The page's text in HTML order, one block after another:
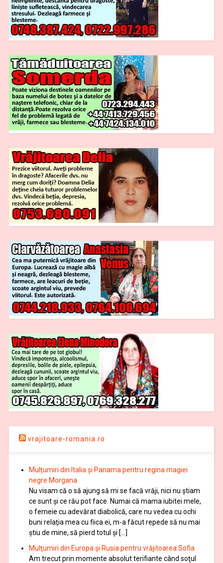
vrajitoare-romania.ro
Mulțumiri din Italia și Panama pentru regina magiei
negre Morgana
Nu visam că o să ajung să mi se facă vrăji, nici nu știam
ce sunt și ce rău pot face. Numai că mama iubitei mele,
o femeie cu adevărat diabolică, care nu vedea cu ochi
buni relaţia mea cu fiica ei, m-a făcut repede să nu mai
ştiu de mine, să pierd totul şi […]
Mulţumiri din Europa și Rusia pentru vrăjitoarea Sofia
Am trecut prin momente absolut terifiante când soţul